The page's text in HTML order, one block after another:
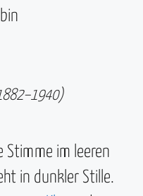
Stimme im leeren
in dunkler Stille.